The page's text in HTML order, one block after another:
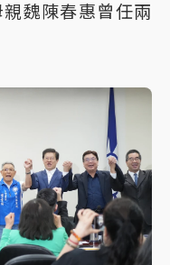
魏陳春惠曾任兩